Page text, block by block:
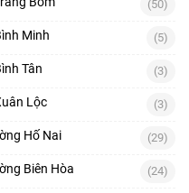
(50)
Minh (5)
Tân (3)
Lộc (3)
Hố Nai (29)
Biên Hòa (24)